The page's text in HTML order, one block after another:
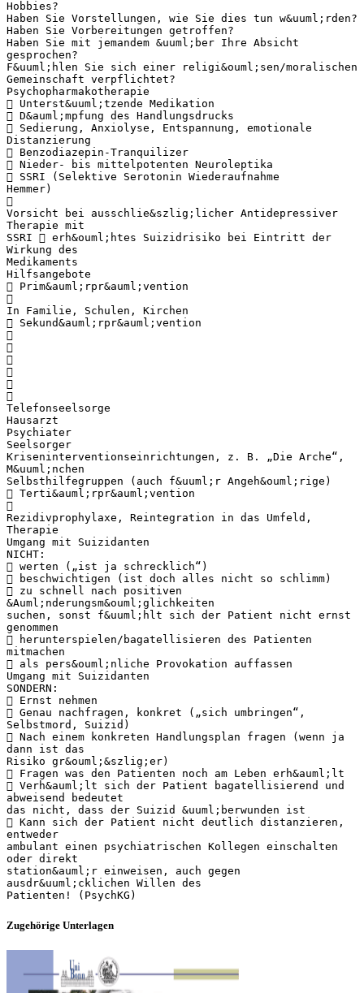
Zugehörige Unterlagen